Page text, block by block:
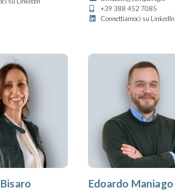
+39 388 452 7085
Connettiamoci su LinkedIn
Edoardo Maniago